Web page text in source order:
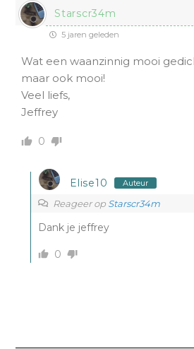
Starscr34m
5 jaren geleden
Wat een waanzinnig mooi
maar ook mooi!
Veel liefs,
Jeffrey
0
Elise10 Auteur
Reageer op Starscr34m
Dank je jeffrey
0